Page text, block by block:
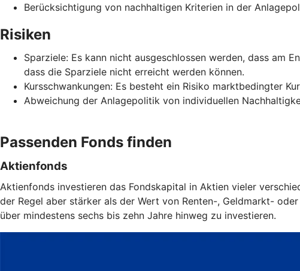
Berücksichtigung von nachhaltigen Kriterien in der
Risiken
Sparziele: Es kann nicht ausgeschlossen werden, dass am
dass die Sparziele nicht erreicht werden können.
Kursschwankungen: Es besteht ein Risiko marktbedingter
Abweichung der Anlagepolitik von individuellen
Passenden Fonds finden
Aktienfonds
Aktienfonds investieren das Fondskapital in Aktien vieler
der Regel aber stärker als der Wert von Renten-, Geldmarkt-
über mindestens sechs bis zehn Jahre hinweg zu investieren.